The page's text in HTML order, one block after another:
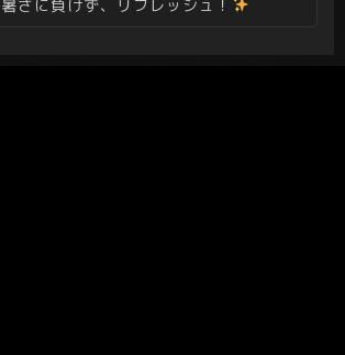
暑さに負けず、リフレッシュ！